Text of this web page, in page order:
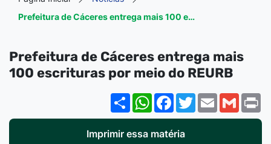
Prefeitura de Cáceres entrega mais 100 e…
Prefeitura de Cáceres entrega mais
100 escrituras por meio do REURB
ShareWhatsApp
Facebook
Twitter
EmailGmail
Imprimir essa matéria